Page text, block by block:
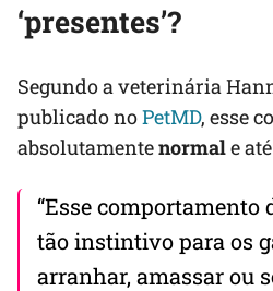
‘presentes’?
Segundo a veterinária
publicado noPetMD, esse
absolutamentenormale até
“Esse comportamento
tão instintivo para os
arranhar, amassar ou